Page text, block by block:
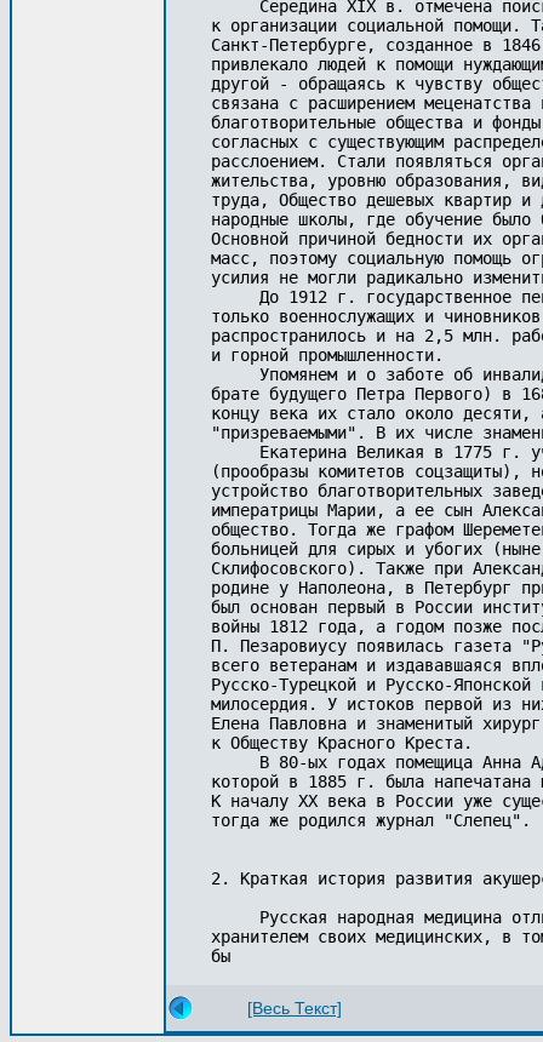
Середина XIX в. отмечена
к организации социальной помощи.
Санкт-Петербурге, созданное в
привлекало людей к помощи
другой - обращаясь к чувству
связана с расширением
благотворительные общества и
согласных с существующим
расслоением. Стали появляться
жительства, уровню образования,
труда, Общество дешевых квартир
народные школы, где обучение
Основной причиной бедности их
масс, поэтому социальную помощь
усилия не могли радикально
До 1912 г. государственное
только военнослужащих и
распространилось и на 2,5 млн.
и горной промышленности.
Упомянем и о заботе об
брате будущего Петра Первого) в
концу века их стало около
"призреваемыми". В их числе
Екатерина Великая в 1775 г.
(прообразы комитетов
устройство благотворительных
императрицы Марии, а ее сын
общество. Тогда же графом
больницей для сирых и убогих
Склифосовского). Также при
родине у Наполеона, в Петербург
был основан первый в России
войны 1812 года, а годом позже
П. Пезаровиусу появилась газета
всего ветеранам и издававшаяся
Русско-Турецкой и Русско-
милосердия. У истоков первой из
Елена Павловна и знаменитый
к Обществу Красного Креста.
В 80-ых годах помещица Анна
которой в 1885 г. была
К началу ХХ века в России уже
тогда же родился журнал "Слепец".
2. Краткая история развития
Русская народная медицина
хранителем своих медицинских, в
бы
[Весь Текст]